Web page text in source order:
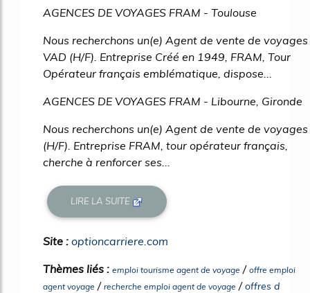
AGENCES DE VOYAGES FRAM - Toulouse
Nous recherchons un(e) Agent de vente de voyages
VAD (H/F). Entreprise Créé en 1949, FRAM, Tour
Opérateur français emblématique, dispose...
AGENCES DE VOYAGES FRAM - Libourne, Gironde
Nous recherchons un(e) Agent de vente de voyages
(H/F). Entreprise FRAM, tour opérateur français,
cherche à renforcer ses...
LIRE LA SUITE
Site : optioncarriere.com
Thèmes liés : emploi tourisme agent de voyage / offre emploi
agent voyage / recherche emploi agent de voyage /offres d